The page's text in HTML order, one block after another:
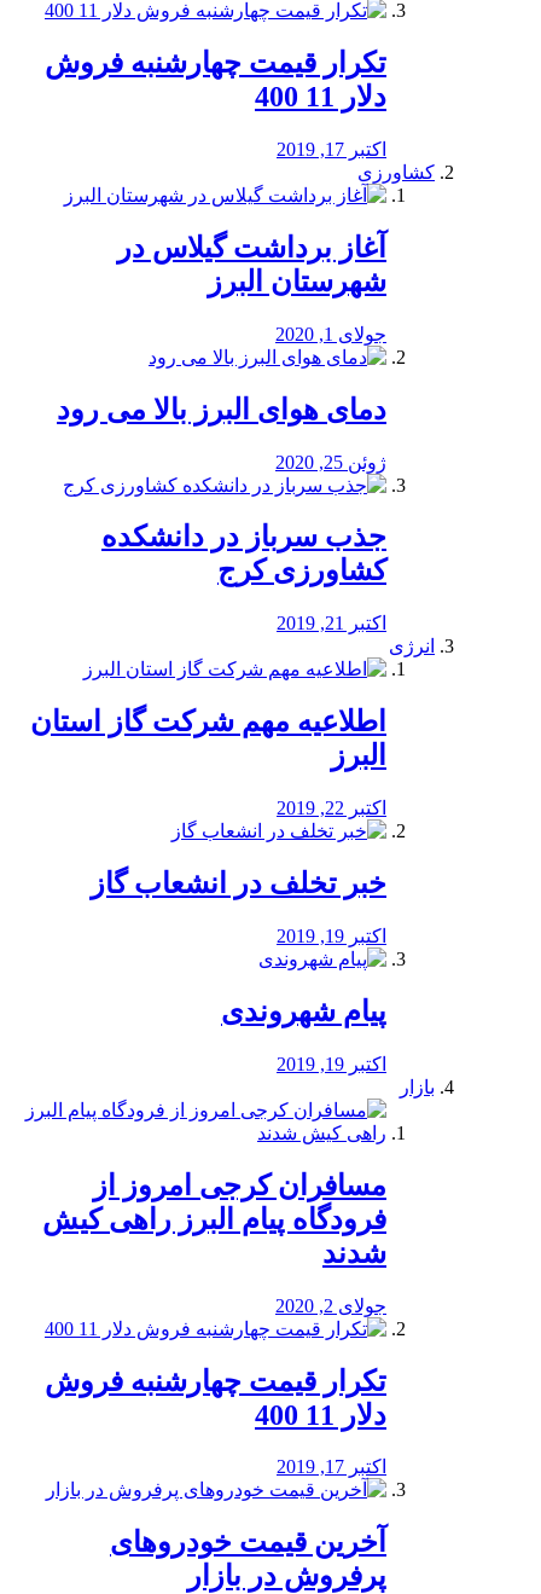
تکرار قیمت چهارشنبه فروش
دلار 11 400
اکتبر 17, 2019
کشاورزی
آغاز برداشت گیلاس در
شهرستان البرز
جولای 1, 2020
دمای هوای البرز بالا می رود
ژوئن 25, 2020
جذب سرباز در دانشکده
کشاورزی کرج
اکتبر 21, 2019
انرژی
️اطلاعیه مهم شرکت گاز استان
البرز
اکتبر 22, 2019
خبر تخلف در انشعاب گاز
اکتبر 19, 2019
پیام شهروندی
اکتبر 19, 2019
بازار
مسافران کرجی امروز از
فرودگاه پیام البرز راهی کیش
شدند
جولای 2, 2020
تکرار قیمت چهارشنبه فروش
دلار 11 400
اکتبر 17, 2019
آخرین قیمت خودرو‌های
پرفروش در بازار